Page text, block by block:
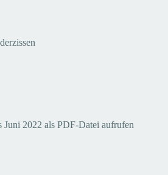
Juni 2022 als PDF-Datei aufrufen